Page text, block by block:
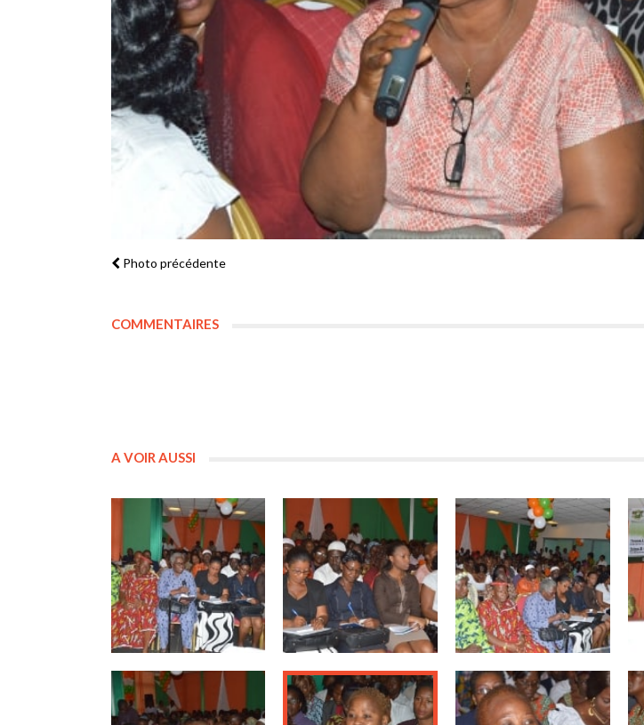
Photo précédente
COMMENTAIRES
A VOIR AUSSI